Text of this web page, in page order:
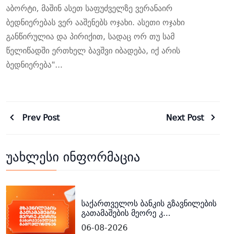
აბორტი, მაშინ ასეთ საფუძველზე ვერანაირ
ბედნიერებას ვერ ააშენებს ოჯახი. ასეთი ოჯახი
განწირულია და პირიქით, სადაც ორ თუ სამ
წელიწადში ერთხელ ბავშვი იბადება, იქ არის
ბედნიერება"...
Prev Post Next Post
უახლესი ინფორმაცია
საქართველოს ბანკის გზავნილების
გათამაშების მეორე კ...
06-08-2026